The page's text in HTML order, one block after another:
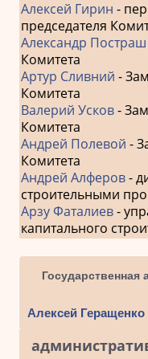
Алексей Гирин -
председателя
Александр Постраш
Комитета
Артур Сливний -
Комитета
Валерий Усков-
Комитета
Андрей Полевой -
Комитета
Андрей Алферов-
строительными
Арзу Фаталиев-
капитального
Государственная
Алексей Геращенко